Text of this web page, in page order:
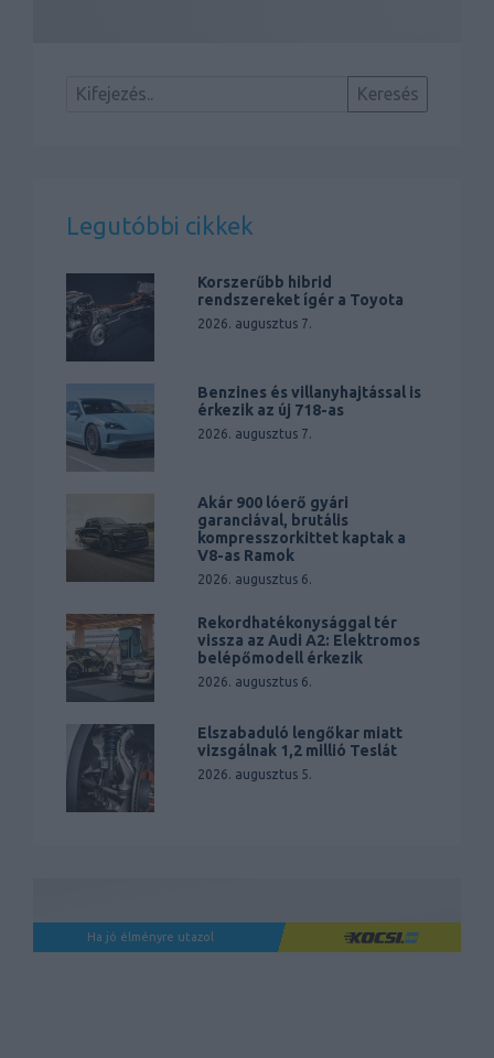
Legutóbbi cikkek
Korszerűbb hibrid
rendszereket ígér a Toyota
2026. augusztus 7.
Benzines és villanyhajtással is
érkezik az új 718-as
2026. augusztus 7.
Akár 900 lóerő gyári
garanciával, brutális
kompresszorkittet kaptak a
V8-as Ramok
2026. augusztus 6.
Rekordhatékonysággal tér
vissza az Audi A2: Elektromos
belépőmodell érkezik
2026. augusztus 6.
Elszabaduló lengőkar miatt
vizsgálnak 1,2 millió Teslát
2026. augusztus 5.
Ha jó élményre utazol